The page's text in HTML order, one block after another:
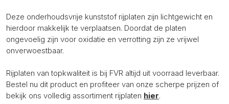
Deze onderhoudsvrije kunststof rijplaten zijn lichtgewicht en
hierdoor makkelijk te verplaatsen. Doordat de platen
ongevoelig zijn voor oxidatie en verrotting zijn ze vrijwel
onverwoestbaar.
Rijplaten van topkwaliteit is bij FVR altijd uit voorraad leverbaar.
Bestel nu dit product en profiteer van onze scherpe prijzen of
bekijk ons volledig assortiment rijplaten hier.